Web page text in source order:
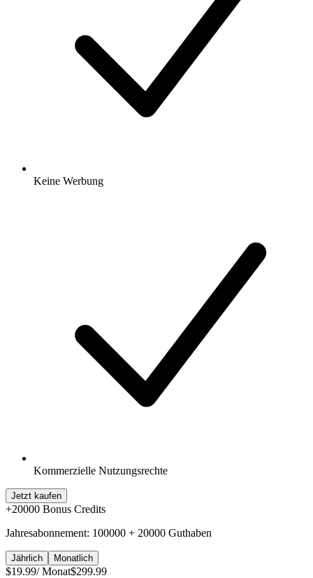
Keine Werbung
Kommerzielle Nutzungsrechte
Jetzt kaufen
+20000 Bonus Credits
Jahresabonnement: 100000 + 20000 Guthaben
Jährlich Monatlich
$19.99/ Monat$299.99